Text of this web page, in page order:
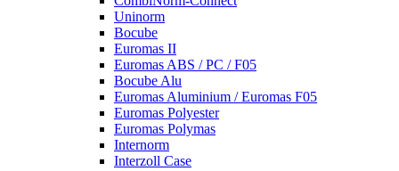
Uninorm
Bocube
Euromas II
Euromas ABS / PC / F05
Bocube Alu
Euromas Aluminium / Euromas F05
Euromas Polyester
Euromas Polymas
Internorm
Interzoll Case